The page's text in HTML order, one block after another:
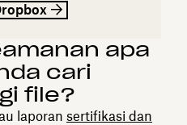
apa
cari
file?
laporan sertifikasi dan